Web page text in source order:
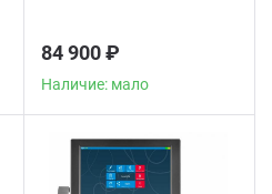
84 900 ₽
Наличие: мало